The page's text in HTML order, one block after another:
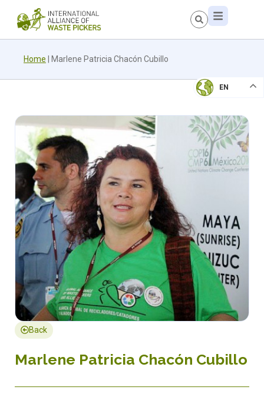
Home Marlene Patricia Chacón Cubillo
EN
Back
Marlene Patricia Chacón Cubillo